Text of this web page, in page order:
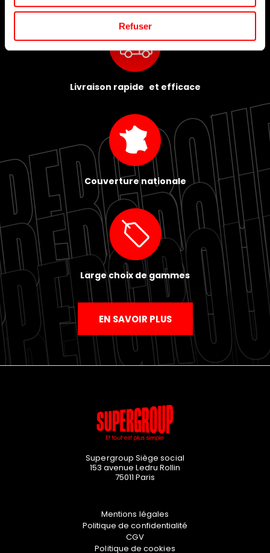
Refuser
Livraison rapide et efficace
Couverture nationale
Large choix de gammes
EN SAVOIR PLUS
Supergroup Siège social
153 avenue Ledru Rollin
75011 Paris
Mentions légales
Politique de confidentialité
CGV
Politique de cookies